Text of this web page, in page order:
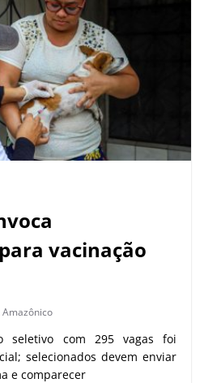
vacinação
Amazônico
seletivo com 295 vagas foi
selecionados devem enviar
e comparecer